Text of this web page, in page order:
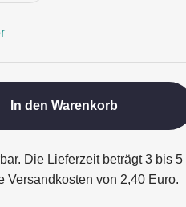
In den Warenkorb
Die Lieferzeit beträgt 3 bis
Versandkosten von 2,40 Euro.